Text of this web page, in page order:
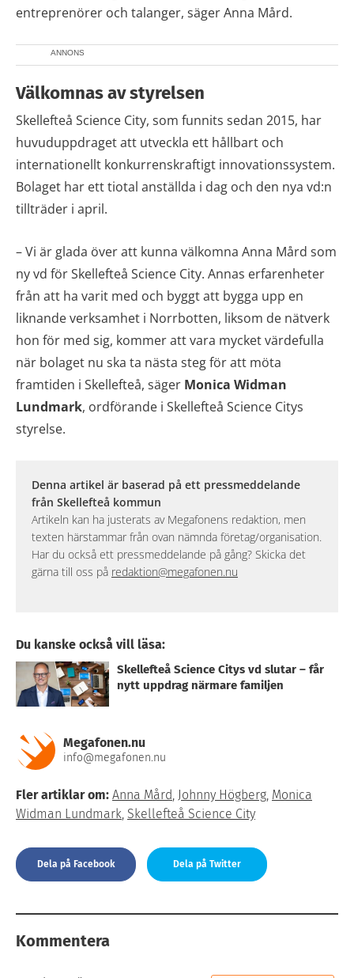
entreprenörer och talanger, säger Anna Mård.
ANNONS
Välkomnas av styrelsen
Skellefteå Science City, som funnits sedan 2015, har
huvuduppdraget att utveckla ett hållbart och
internationellt konkurrenskraftigt innovationssystem.
Bolaget har ett tiotal anställda i dag och den nya vd:n
tillträder i april.
– Vi är glada över att kunna välkomna Anna Mård som
ny vd för Skellefteå Science City. Annas erfarenheter
från att ha varit med och byggt att bygga upp en
liknande verksamhet i Norrbotten, liksom de nätverk
hon för med sig, kommer att vara mycket värdefulla
när bolaget nu ska ta nästa steg för att möta
framtiden i Skellefteå, säger Monica Widman
Lundmark, ordförande i Skellefteå Science Citys
styrelse.
Denna artikel är baserad på ett pressmeddelande
från Skellefteå kommun
Artikeln kan ha justerats av Megafonens redaktion, men
texten härstammar från ovan nämnda företag/organisation.
Har du också ett pressmeddelande på gång? Skicka det
gärna till oss på redaktion@megafonen.nu
Du kanske också vill läsa:
Skellefteå Science Citys vd slutar – får
nytt uppdrag närmare familjen
Megafonen.nu
info@megafonen.nu
Fler artiklar om: Anna Mård Johnny Högberg Monica
Widman Lundmark Skellefteå Science City
Dela på Facebook Dela på Twitter
Kommentera